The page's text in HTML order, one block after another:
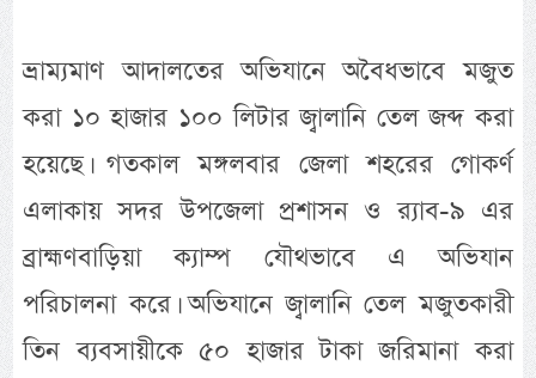
ভ্রাম্যমাণ আদালতের অভিযানে অবৈধভাবে মজুত
করা ১০ হাজার ১০০ লিটার জ্বালানি তেল জব্দ করা
হয়েছে। গতকাল মঙ্গলবার জেলা শহরের গোকর্ণ
এলাকায় সদর উপজেলা প্রশাসন ও র‌্যাব-৯ এর
ব্রাহ্মণবাড়িয়া ক্যাম্প যৌথভাবে এ অভিযান
পরিচালনা করে। অভিযানে জ্বালানি তেল মজুতকারী
তিন ব্যবসায়ীকে ৫০ হাজার টাকা জরিমানা করা